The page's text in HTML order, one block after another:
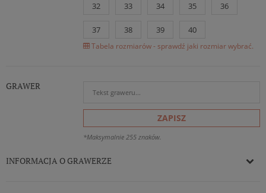
32 33 34 35 36
37 38 39 40
Tabela rozmiarów - sprawdź jaki rozmiar wybrać.
GRAWER
ZAPISZ
*Maksymalnie 255 znaków.
INFORMACJA O GRAWERZE